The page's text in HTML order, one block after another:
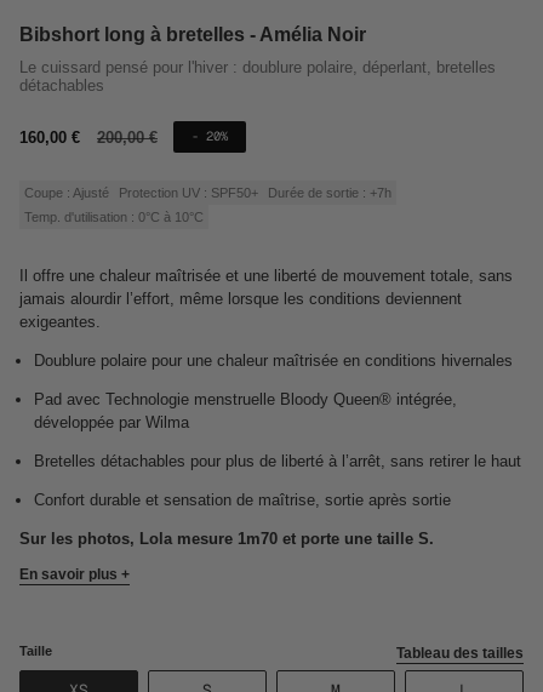
Bibshort long à bretelles - Amélia Noir
Le cuissard pensé pour l'hiver : doublure polaire, déperlant, bretelles
détachables
Prix
160,00 €
Prix
200,00 € - 20%
Coupe : Ajusté Protection UV : SPF50+
Durée de sortie : +7h
Temp. d'utilisation : 0°C à 10°C
Il offre une chaleur maîtrisée et une liberté de mouvement totale, sans
jamais alourdir l’effort, même lorsque les conditions deviennent
exigeantes.
Doublure polaire pour une chaleur maîtrisée en conditions hivernales
Pad avec Technologie menstruelle Bloody Queen® intégrée,
développée par Wilma
Bretelles détachables pour plus de liberté à l’arrêt, sans retirer le haut
Confort durable et sensation de maîtrise, sortie après sortie
Sur les photos, Lola mesure 1m70 et porte une taille S.
En savoir plus +
Taille Tableau des tailles